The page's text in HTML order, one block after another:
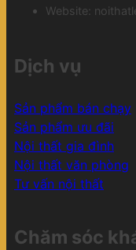
Website:
Dịch vụ
Sản phẩm bán chạy
Sản phẩm ưu đãi
Nội thất gia đình
Nội thất văn phòng
Tư vấn nội thất
Chăm sóc